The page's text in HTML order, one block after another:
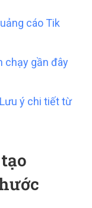
cáo Tik
chạy gần đây
ý chi tiết từ